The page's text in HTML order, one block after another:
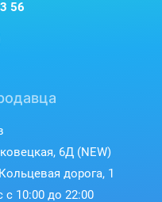
56
6Д (NEW)
дорога, 1
10:00 до 22:00